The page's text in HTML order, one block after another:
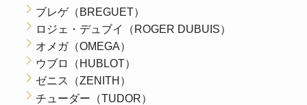
ブレゲ（BREGUET）
ロジェ・デュブイ（ROGER DUBUIS）
オメガ（OMEGA）
ウブロ（HUBLOT）
ゼニス（ZENITH）
チューダー（TUDOR）